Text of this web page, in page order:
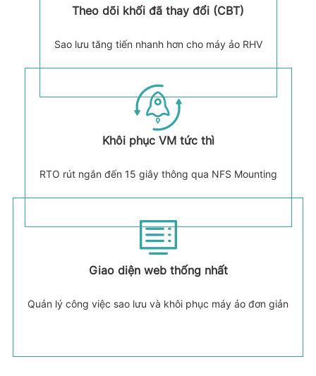
Theo dõi khối đã thay đổi (CBT)
Sao lưu tăng tiến nhanh hơn cho máy ảo RHV
Khôi phục VM tức thì
RTO rút ngắn đến 15 giây thông qua NFS Mounting
Giao diện web thống nhất
Quản lý công việc sao lưu và khôi phục máy ảo đơn giản